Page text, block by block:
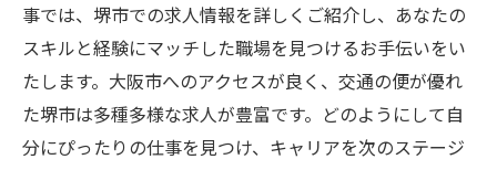
事では、堺市での求人情報を詳しくご紹介し、あなたの
スキルと経験にマッチした職場を見つけるお手伝いをい
たします。大阪市へのアクセスが良く、交通の便が優れ
た堺市は多種多様な求人が豊富です。どのようにして自
分にぴったりの仕事を見つけ、キャリアを次のステージ